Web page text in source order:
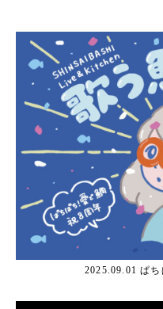
2025.09.01 ぱち